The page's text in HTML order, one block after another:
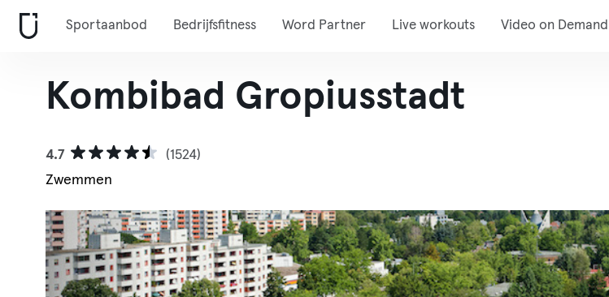
Sportaanbod Bedrijfsfitness Word Partner Live workouts Video on Demand
Kombibad Gropiusstadt
4.7
(1524)
Zwemmen